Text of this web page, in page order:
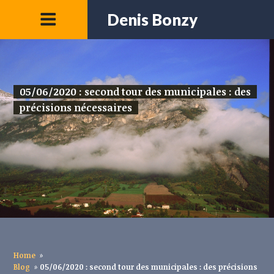
Denis Bonzy
05/06/2020 : second tour des municipales : des
précisions nécessaires
Home »
Blog » 05/06/2020 : second tour des municipales : des précisions